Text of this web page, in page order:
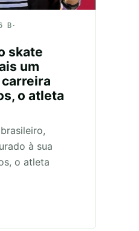
skate
um
o atleta
à sua
o atleta